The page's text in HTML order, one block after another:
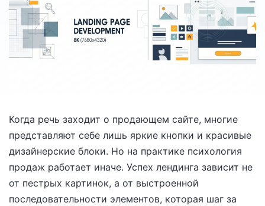
Когда речь заходит о продающем сайте, многие
представляют себе лишь яркие кнопки и красивые
дизайнерские блоки. Но на практике психология
продаж работает иначе. Успех лендинга зависит не
от пестрых картинок, а от выстроенной
последовательности элементов, которая шаг за